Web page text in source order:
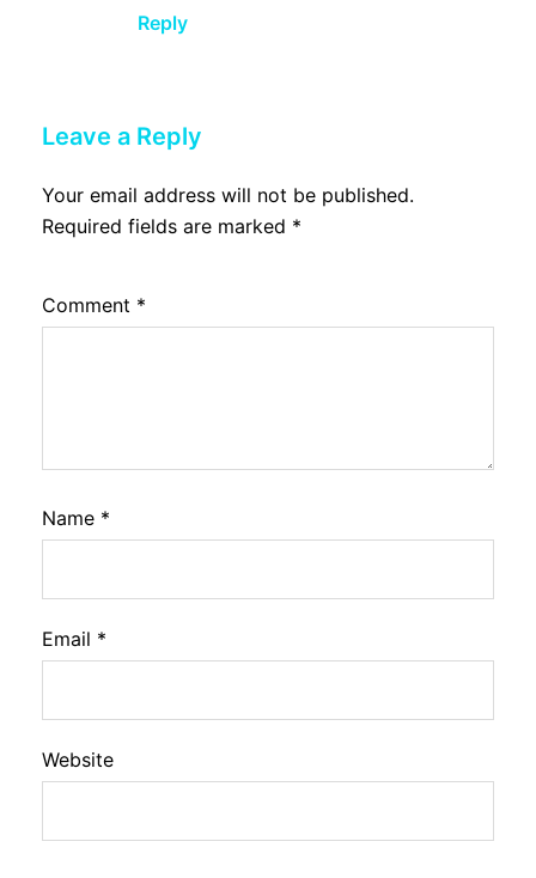
Reply
Leave a Reply
Your email address will not be published.
Required fields are marked *
Comment *
Name *
Email *
Website